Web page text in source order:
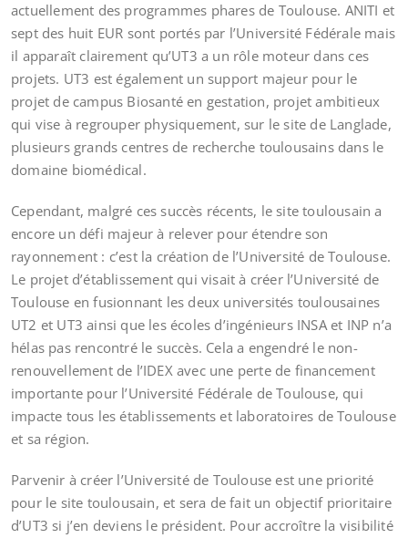
actuellement des programmes phares de Toulouse. ANITI et
sept des huit EUR sont portés par l’Université Fédérale mais
il apparaît clairement qu’UT3 a un rôle moteur dans ces
projets. UT3 est également un support majeur pour le
projet de campus Biosanté en gestation, projet ambitieux
qui vise à regrouper physiquement, sur le site de Langlade,
plusieurs grands centres de recherche toulousains dans le
domaine biomédical.
Cependant, malgré ces succès récents, le site toulousain a
encore un défi majeur à relever pour étendre son
rayonnement : c’est la création de l’Université de Toulouse.
Le projet d’établissement qui visait à créer l’Université de
Toulouse en fusionnant les deux universités toulousaines
UT2 et UT3 ainsi que les écoles d’ingénieurs INSA et INP n’a
hélas pas rencontré le succès. Cela a engendré le non-
renouvellement de l’IDEX avec une perte de financement
importante pour l’Université Fédérale de Toulouse, qui
impacte tous les établissements et laboratoires de Toulouse
et sa région.
Parvenir à créer l’Université de Toulouse est une priorité
pour le site toulousain, et sera de fait un objectif prioritaire
d’UT3 si j’en deviens le président. Pour accroître la visibilité